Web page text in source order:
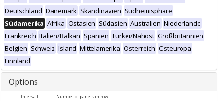
Deutschland Dänemark Skandinavien Südhemisphäre
Südamerika Afrika Ostasien Südasien Australien Niederlande
Frankreich Italien/Balkan Spanien Türkei/Nahost Großbritannien
Belgien Schweiz Island Mittelamerika Österreich Osteuropa
Finnland
Options
Intervall Number of panels in row